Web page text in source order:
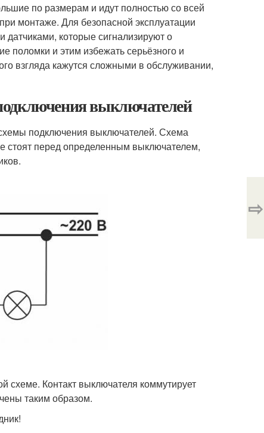
по размерам и идут полностью со всей
монтаже. Для безопасной эксплуатации
которые сигнализируют о
поломки и этим избежать серьёзного и
взгляда кажутся сложными в обслуживании,
выключателей
подключения выключателей. Схема
стоят перед определенным выключателем,
схеме. Контакт выключателя коммутирует
таким образом.
⇨